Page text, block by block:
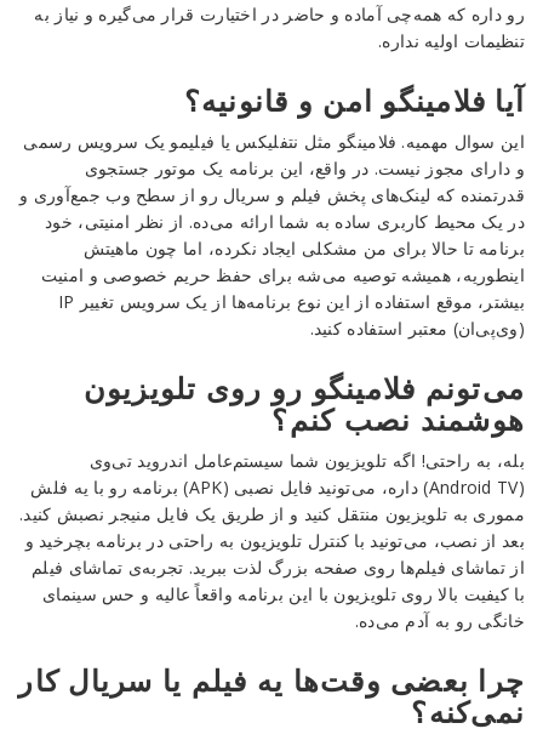
رو داره که همه‌چی آماده و حاضر در اختیارت قرار می‌گیره و نیاز به
تنظیمات اولیه نداره.
آیا فلامینگو امن و قانونیه؟
این سوال مهمیه. فلامینگو مثل نتفلیکس یا فیلیمو یک سرویس رسمی
و دارای مجوز نیست. در واقع، این برنامه یک موتور جستجوی
قدرتمنده که لینک‌های پخش فیلم و سریال رو از سطح وب جمع‌آوری و
در یک محیط کاربری ساده به شما ارائه می‌ده. از نظر امنیتی، خود
برنامه تا حالا برای من مشکلی ایجاد نکرده، اما چون ماهیتش
اینطوریه، همیشه توصیه می‌شه برای حفظ حریم خصوصی و امنیت
بیشتر، موقع استفاده از این نوع برنامه‌ها از یک سرویس تغییر IP
(وی‌پی‌ان) معتبر استفاده کنید.
می‌تونم فلامینگو رو روی تلویزیون
هوشمند نصب کنم؟
بله، به راحتی! اگه تلویزیون شما سیستم‌عامل اندروید تی‌وی
(Android TV) داره، می‌تونید فایل نصبی (APK) برنامه رو با یه فلش
مموری به تلویزیون منتقل کنید و از طریق یک فایل منیجر نصبش کنید.
بعد از نصب، می‌تونید با کنترل تلویزیون به راحتی در برنامه بچرخید و
از تماشای فیلم‌ها روی صفحه بزرگ لذت ببرید. تجربه‌ی تماشای فیلم
با کیفیت بالا روی تلویزیون با این برنامه واقعاً عالیه و حس سینمای
خانگی رو به آدم می‌ده.
چرا بعضی وقت‌ها یه فیلم یا سریال کار
نمی‌کنه؟